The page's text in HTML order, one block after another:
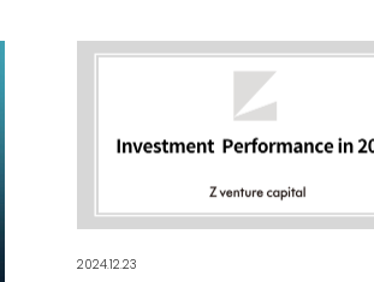
2024.12.23